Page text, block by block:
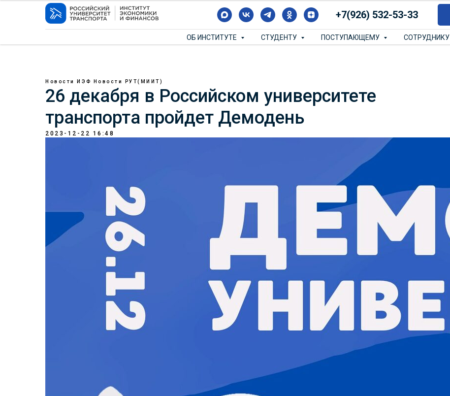
+7(926) 532-53-33
ОБ ИНСТИТУТЕ СТУДЕНТУ ПОСТУПАЮЩЕМУ СОТРУДНИКУ
Новости ИЭФ Новости РУТ(МИИТ)
26 декабря в Российском университете
транспорта пройдет Демодень
2023-12-22 16:48